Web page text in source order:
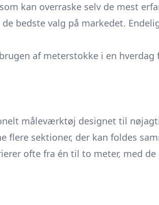
kan overraske selv de mest
bedste valg på markedet.
af meterstokke i en hverdag
måleværktøj designet til
sektioner, der kan foldes
ofte fra én til to meter, med